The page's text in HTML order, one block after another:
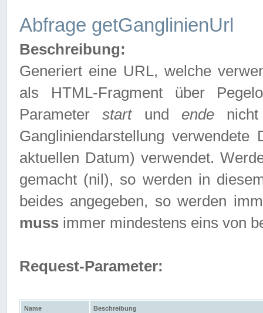
Abfrage getGanglinienUrl
Beschreibung:
Generiert eine URL, welche
als HTML-Fragment über
Parameterstartund endenicht
Gangliniendarstellung
aktuellen Datum) verwendet.
gemacht (nil), so werden in
beides angegeben, so werden
muss immer mindestens eins von
Request-Parameter:
Name Beschreibung